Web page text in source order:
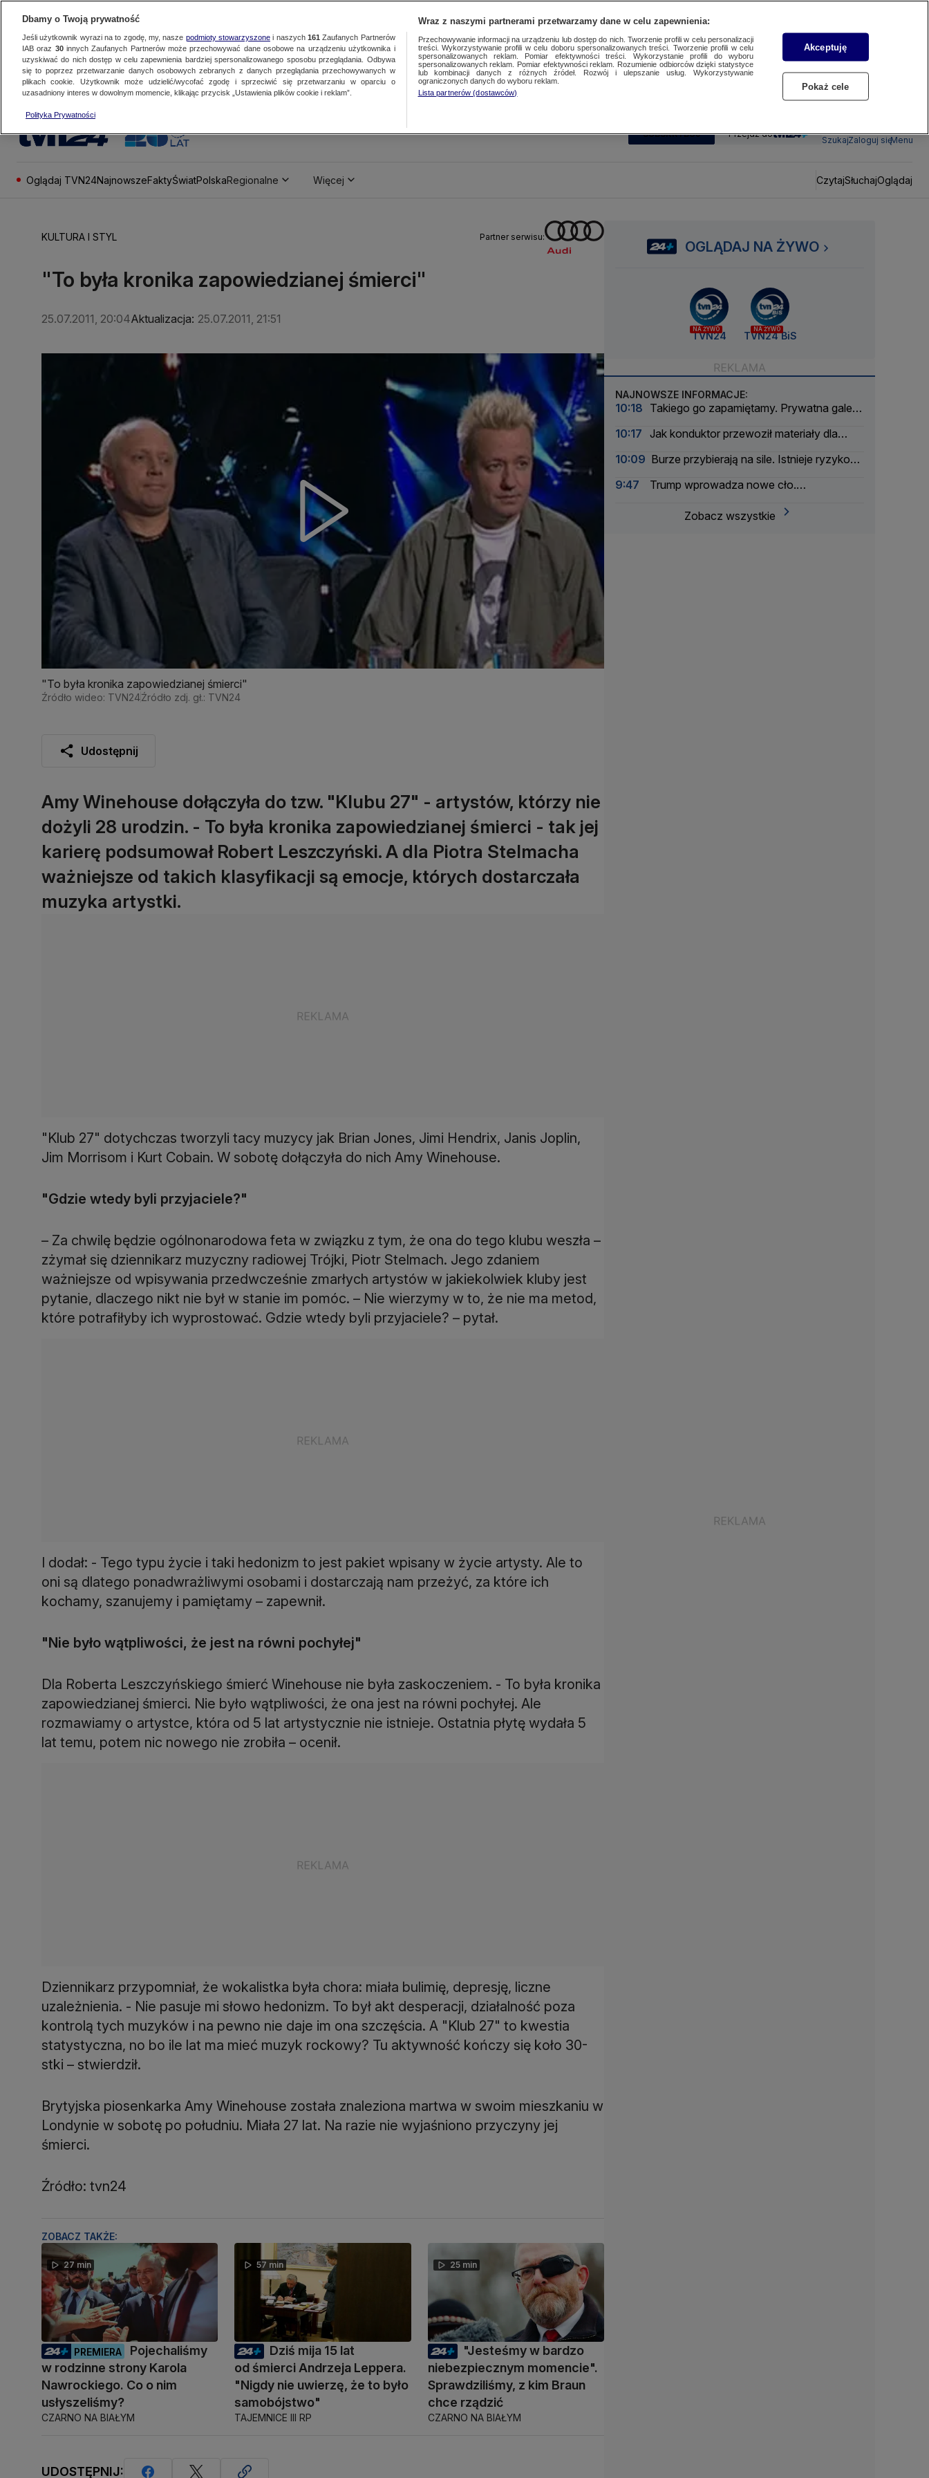
SUBSKRYBUJ Przejdź do
SzukajZaloguj sięMenu
Oglądaj TVN24NajnowszeFaktyŚwiatPolskaRegionalne Więcej CzytajSłuchajOglądaj
KULTURA I STYL Partner serwisu:
"To była kronika zapowiedzianej śmierci"
25.07.2011, 20:04Aktualizacja: 25.07.2011, 21:51
"To była kronika zapowiedzianej śmierci"
Źródło wideo: TVN24Źródło zdj. gł.: TVN24
Udostępnij
Amy Winehouse dołączyła do tzw. "Klubu 27" - artystów, którzy nie
dożyli 28 urodzin. - To była kronika zapowiedzianej śmierci - tak jej
karierę podsumował Robert Leszczyński. A dla Piotra Stelmacha
ważniejsze od takich klasyfikacji są emocje, których dostarczała
muzyka artystki.
"Klub 27" dotychczas tworzyli tacy muzycy jak Brian Jones, Jimi Hendrix, Janis Joplin,
Jim Morrisom i Kurt Cobain. W sobotę dołączyła do nich Amy Winehouse.
"Gdzie wtedy byli przyjaciele?"
– Za chwilę będzie ogólnonarodowa feta w związku z tym, że ona do tego klubu weszła –
zżymał się dziennikarz muzyczny radiowej Trójki, Piotr Stelmach. Jego zdaniem
ważniejsze od wpisywania przedwcześnie zmarłych artystów w jakiekolwiek kluby jest
pytanie, dlaczego nikt nie był w stanie im pomóc. – Nie wierzymy w to, że nie ma metod,
które potrafiłyby ich wyprostować. Gdzie wtedy byli przyjaciele? – pytał.
I dodał: - Tego typu życie i taki hedonizm to jest pakiet wpisany w życie artysty. Ale to
oni są dlatego ponadwrażliwymi osobami i dostarczają nam przeżyć, za które ich
kochamy, szanujemy i pamiętamy – zapewnił.
"Nie było wątpliwości, że jest na równi pochyłej"
Dla Roberta Leszczyńskiego śmierć Winehouse nie była zaskoczeniem. - To była kronika
zapowiedzianej śmierci. Nie było wątpliwości, że ona jest na równi pochyłej. Ale
rozmawiamy o artystce, która od 5 lat artystycznie nie istnieje. Ostatnia płytę wydała 5
lat temu, potem nic nowego nie zrobiła – ocenił.
Dziennikarz przypomniał, że wokalistka była chora: miała bulimię, depresję, liczne
uzależnienia. - Nie pasuje mi słowo hedonizm. To był akt desperacji, działalność poza
kontrolą tych muzyków i na pewno nie daje im ona szczęścia. A "Klub 27" to kwestia
statystyczna, no bo ile lat ma mieć muzyk rockowy? Tu aktywność kończy się koło 30-
stki – stwierdził.
Brytyjska piosenkarka Amy Winehouse została znaleziona martwa w swoim mieszkaniu w
Londynie w sobotę po południu. Miała 27 lat. Na razie nie wyjaśniono przyczyny jej
śmierci.
Źródło: tvn24
ZOBACZ TAKŻE:
27 min
PREMIERA
Pojechaliśmy
w rodzinne strony Karola
Nawrockiego. Co o nim
usłyszeliśmy?
CZARNO NA BIAŁYM
57 min
Dziś mija 15 lat
od śmierci Andrzeja Leppera.
"Nigdy nie uwierzę, że to było
samobójstwo"
TAJEMNICE III RP
25 min
"Jesteśmy w bardzo
niebezpiecznym momencie".
Sprawdziliśmy, z kim Braun
chce rządzić
CZARNO NA BIAŁYM
UDOSTĘPNIJ:
OGLĄDAJ NA ŻYWO
NA ŻYWO
TVN24
NA ŻYWO
TVN24 BiS
NAJNOWSZE INFORMACJE:
10:18 Takiego go zapamiętamy. Prywatna galeria
10:17 Jak konduktor przewoził materiały dla
TVN24
10:09 Burze przybierają na sile. Istnieje ryzyko
9:47
Trump wprowadza nowe cło.
Zobacz wszystkie
Dbamy o Twoją prywatność
Jeśli użytkownik wyrazi na to zgodę, my, nasze podmioty stowarzyszonei naszych 161 Zaufanych Partnerów
IAB oraz 30innych Zaufanych Partnerów może przechowywać dane osobowe na urządzeniu użytkownika i
uzyskiwać do nich dostęp w celu zapewnienia bardziej spersonalizowanego sposobu przeglądania. Odbywa
się to poprzez przetwarzanie danych osobowych zebranych z danych przeglądania przechowywanych w
plikach cookie. Użytkownik może udzielić/wycofać zgodę i sprzeciwić się przetwarzaniu w oparciu o
uzasadniony interes w dowolnym momencie, klikając przycisk „Ustawienia plików cookie i reklam”.
Polityka Prywatności
Wraz z naszymi partnerami przetwarzamy dane w celu zapewnienia:
Przechowywanie informacji na urządzeniu lub dostęp do nich. Tworzenie profili w celu personalizacji
treści. Wykorzystywanie profili w celu doboru spersonalizowanych treści. Tworzenie profili w celu
spersonalizowanych reklam. Pomiar efektywności treści. Wykorzystanie profili do wyboru
spersonalizowanych reklam. Pomiar efektywności reklam. Rozumienie odbiorców dzięki statystyce
lub kombinacji danych z różnych źródeł. Rozwój i ulepszanie usług. Wykorzystywanie
ograniczonych danych do wyboru reklam.
Lista partnerów (dostawców)
Akceptuję
Pokaż cele